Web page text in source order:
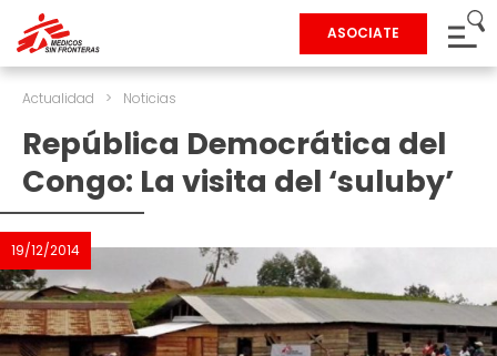
ASOCIATE
Actualidad > Noticias
República Democrática del
Congo: La visita del ‘suluby’
19/12/2014